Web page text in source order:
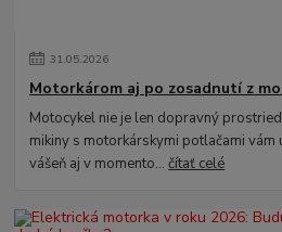
31.05.2026
Motorkárom aj po zosadnutí z
Motocykel nie je len dopravný
mikiny s motorkárskymi potlačami vám
vášeň aj v momento...čítať celé